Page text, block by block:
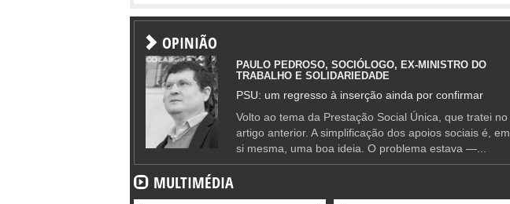
OPINIÃO
PAULO PEDROSO, SOCIÓLOGO, EX-MINISTRO DO
TRABALHO E SOLIDARIEDADE
PSU: um regresso à inserção ainda por confirmar
Volto ao tema da Prestação Social Única, que tratei no
artigo anterior. A simplificação dos apoios sociais é, em
si mesma, uma boa ideia. O problema estava —...
MULTIMÉDIA